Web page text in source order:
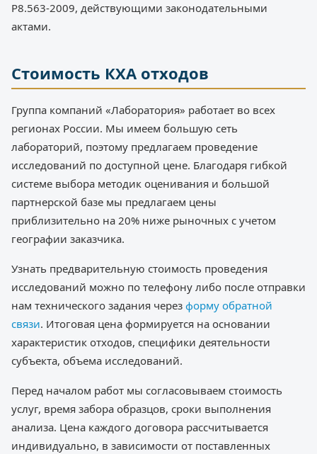
Р8.563-2009, действующими законодательными
актами.
Стоимость КХА отходов
Группа компаний «Лаборатория» работает во всех
регионах России. Мы имеем большую сеть
лабораторий, поэтому предлагаем проведение
исследований по доступной цене. Благодаря гибкой
системе выбора методик оценивания и большой
партнерской базе мы предлагаем цены
приблизительно на 20% ниже рыночных с учетом
географии заказчика.
Узнать предварительную стоимость проведения
исследований можно по телефону либо после отправки
нам технического задания через форму обратной
связи. Итоговая цена формируется на основании
характеристик отходов, специфики деятельности
субъекта, объема исследований.
Перед началом работ мы согласовываем стоимость
услуг, время забора образцов, сроки выполнения
анализа. Цена каждого договора рассчитывается
индивидуально, в зависимости от поставленных